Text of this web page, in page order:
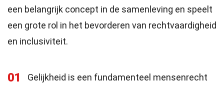
een belangrijk concept in de samenleving en speelt
een grote rol in het bevorderen van rechtvaardigheid
en inclusiviteit.
01
Gelijkheid is een fundamenteel mensenrecht